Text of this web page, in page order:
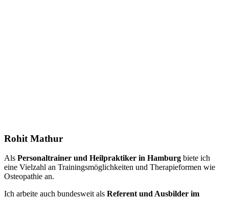
Rohit Mathur
Als Personaltrainer und Heilpraktiker in Hamburg biete ich
eine Vielzahl an Trainingsmöglichkeiten und Therapieformen wie
Osteopathie an.
Ich arbeite auch bundesweit als Referent und Ausbilder im